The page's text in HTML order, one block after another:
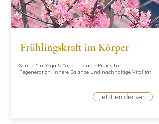
Frühlingskraft im Körper
Sanfte Yin-Yoga & Yoga Therapie Praxis für
Regeneration, innere Balance und nachhaltige Vitalität
Jetzt entdecken